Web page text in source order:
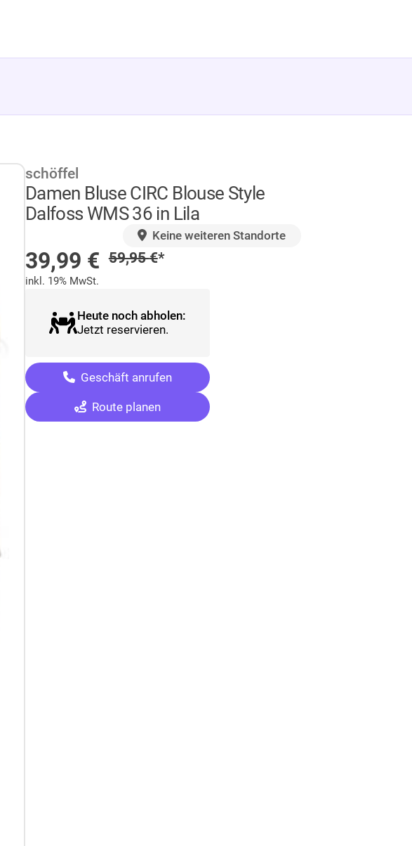
schöffel
Damen Bluse CIRC Blouse Style
Dalfoss WMS 36 in Lila
Keine weiteren Standorte
Sonderpreis
39,99 € Regulärer Preis
59,95€*
inkl. 19% MwSt.
Heute noch abholen:
Jetzt reservieren.
Geschäft anrufen
Route planen